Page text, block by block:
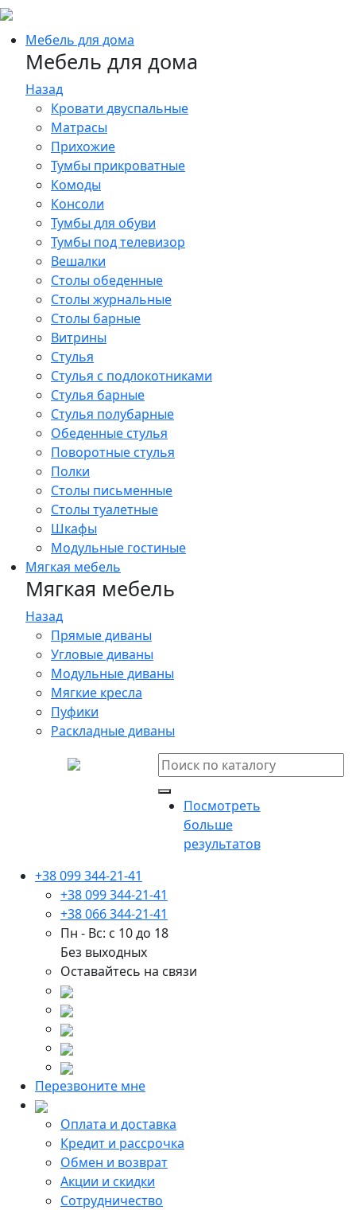
Мебель для дома
Мебель для дома
Назад
Кровати двуспальные
Матрасы
Прихожие
Тумбы прикроватные
Комоды
Консоли
Тумбы для обуви
Тумбы под телевизор
Вешалки
Столы обеденные
Столы журнальные
Столы барные
Витрины
Стулья
Стулья с подлокотниками
Стулья барные
Стулья полубарные
Обеденные стулья
Поворотные стулья
Полки
Столы письменные
Столы туалетные
Шкафы
Модульные гостиные
Мягкая мебель
Мягкая мебель
Назад
Прямые диваны
Угловые диваны
Модульные диваны
Мягкие кресла
Пуфики
Раскладные диваны
Посмотреть
больше
результатов
+38 099 344-21-41
+38 099 344-21-41
+38 066 344-21-41
Пн - Вс: с 10 до 18
Без выходных
Оставайтесь на связи
Перезвоните мне
Оплата и доставка
Кредит и рассрочка
Обмен и возврат
Акции и скидки
Сотрудничество